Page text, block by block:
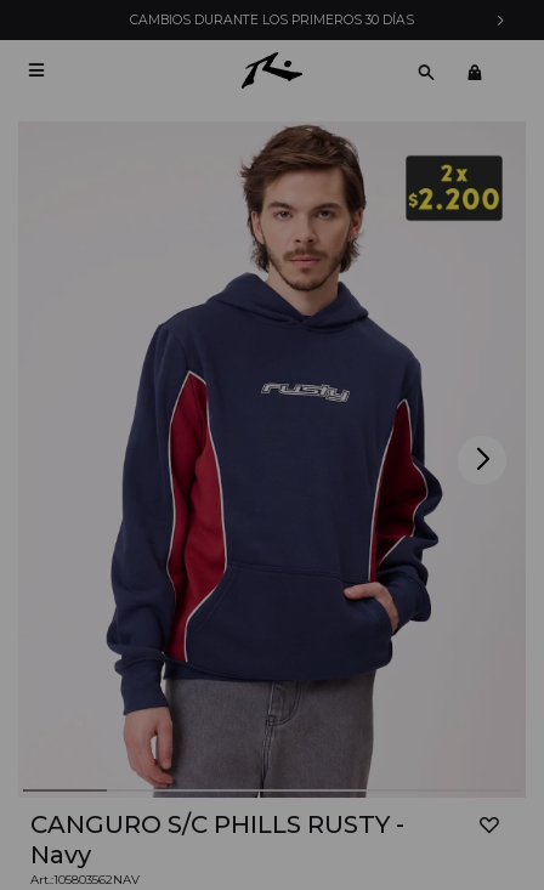
CAMBIOS DURANTE LOS PRIMEROS 30 DÍAS

CANGURO S/C PHILLS RUSTY -
Navy
105803562NAV